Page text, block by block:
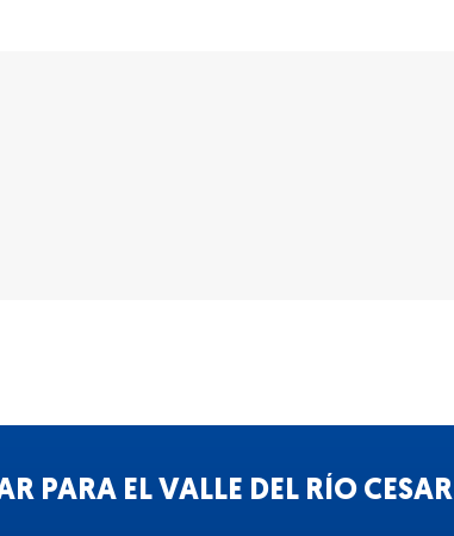
PARA EL VALLE DEL RÍO CESAR